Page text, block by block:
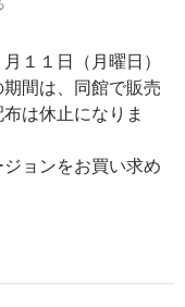
１１日（月曜日）
間は、同館で販売
は休止になりま
ョンをお買い求め